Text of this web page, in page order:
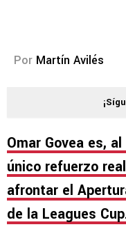
Por Martín Avilés
Omar Govea es,
único refuerzo
afrontar el
de la Leagues